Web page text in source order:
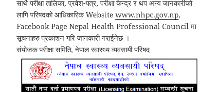
साथै परीक्षा तालिका, प्रवेश-पत्र, परीक्षा केन्द्र र थप अन्य जानकारीको
लागि परिषदको आधिकारिक Websitewww.nhpc.gov.np,
Facebook Page Nepal Health Professional Council मा
सूचनाहरु प्रकाशन गरि जानकारी गराईनेछ ।
संयोजक परीक्षा समिति, नेपाल स्वास्थ्य व्यवसायी परिषद